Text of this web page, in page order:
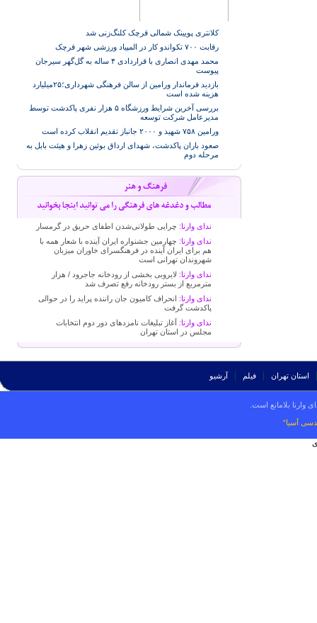
کلانتری پویینک شمالی قرچک کلنگ‌زنی شد
رقابت ۷۰۰ تکواندو کار در المپیاد ورزشی شهر قرچک
محمد مهدی انصاری با قراردادی ۴ ساله به گل‌گهر سیرجان
پیوست
بازدید فرماندار ورامین از سالن فرهنگی شهرداری؛۲۵میلیارد
هزینه شده است
بررسی آخرین شرایط ورزشگاه ۵ هزار نفری پاکدشت توسط
مدیرعامل شرکت توسعه
ورامین ۷۵۸ شهید و ۲۰۰۰ جانباز تقدیم انقلاب کرده است
صعود باران پاکدشت، شهدای ارداق بوئین زهرا و هیئت بابل به
مرحله دوم
ندای وارنا: چرایی طولانی‌شدن اطفای حریق در گرمسار
ندای وارنا: چهارمین جشنواره ایران آینده با شعار همه با
هم برای ایران آینده در فرهنگسرای خاوران میزبان
شهروندان تهرانی است
ندای وارنا: لایروبی بخشی از رودخانه جاجرود / هزار
مترمربع از بستر رودخانه رفع تصرف شد
ندای وارنا: انحراف کامیون جان راننده پراید را در حوالی
پاکدشت گرفت
ندای وارنا: آغاز تبلیغات نامزدهای دور دوم انتخابات
مجلس در استان تهران
استان تهران فیلم آرشیو
وارنا بلامانع است.
آسیا“